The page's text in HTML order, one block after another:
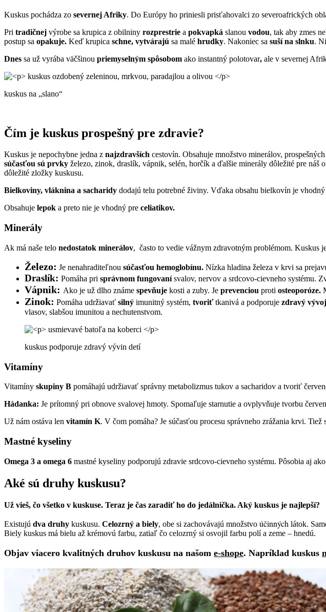
Kuskus pochádza zo severnej Afriky. Do Európy ho priniesli prisťahovalci zo severoafrických
Pri tradičnej výrobe sa krupica z obilniny rozprestrie a pokvapká slanou vodou, tak aby zmes
postup sa opakuje. Keď krupica schne, vytvárajú sa malé hrudky. Nakoniec sa suší na slnku.
Dnes sa už vyrába väčšinou priemyselným spôsobom ako instantný polotovar, ale v severnej
kuskus na „slano“
Čím je kuskus prospešný pre zdravie?
Kuskus je nepochybne jedna z najzdravších cestovín. Obsahuje množstvo minerálov,
súčasťou sú prvky železo, zinok, draslík, vápnik, selén, horčík a ďalšie minerály dôležité pre náš
dôležité zložky kuskusu.
Bielkoviny, vláknina a sacharidy dodajú telu potrebné živiny. Vďaka obsahu bielkovín je
Obsahuje lepok a preto nie je vhodný pre celiatikov.
Minerály
Ak má naše telo nedostatok minerálov, často to vedie vážnym zdravotným problémom. Kuskus
Železo: Je nenahraditeľnou súčasťou hemoglobínu. Nízka hladina železa v krvi sa
Draslík: Pomáha pri správnom fungovanísvalov, nervov a srdcovo-cievneho systému.
Vápnik: Ako je už dlho známe spevňuje kosti a zuby. Je prevenciou proti osteoporóze.
Zinok: Pomáha udržiavať silný imunitný systém, tvoriťtkanivá a podporuje zdravý
vlasov, slabšou imunitou a nechutenstvom.
kuskus podporuje zdravý vývin detí
Vitamíny
Vitamíny skupiny B pomáhajú udržiavať správny metabolizmus tukov a sacharidov a tvoriť
Hádanka: Je prítomný pri obnove svalovej hmoty. Spomaľuje starnutie a ovplyvňuje tvorbu
Už nám ostáva len vitamín K. V čom pomáha? Je súčasťou procesu správneho zrážania krvi.
Mastné kyseliny
Omega 3 a omega 6 mastné kyseliny podporujú zdravie srdcovo-cievneho systému. Pôsobia aj ako
Aké sú druhy kuskusu?
Už vieš, čo všetko v kuskuse. Teraz je čas zaradiť ho do jedálnička. Aký kuskus je najlepší?
Existujú dva druhy kuskusu. Celozrný a biely, obe si zachovávajú množstvo účinných látok.
Biely kuskus má bielu až krémovú farbu, zatiaľ čo celozrný si osvojil farbu polí a zeme – hnedú.
Objav viacero kvalitných druhov kuskusu na našom e-shope. Napríklad kuskus